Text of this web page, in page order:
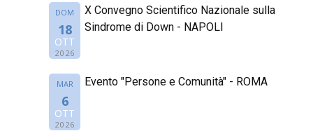
DOM
18
OTT
2026
X Convegno Scientifico Nazionale sulla
Sindrome di Down - NAPOLI
MAR
6
OTT
2026
Evento "Persone e Comunità" - ROMA